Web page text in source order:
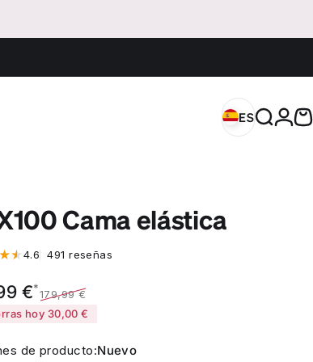
ES
EspañaBuscar
Cama elástica
4.6 491 reseñas
de oferta
€*
habitual
179,99 €
hoy 30,00 €
de producto
de producto:Nuevo